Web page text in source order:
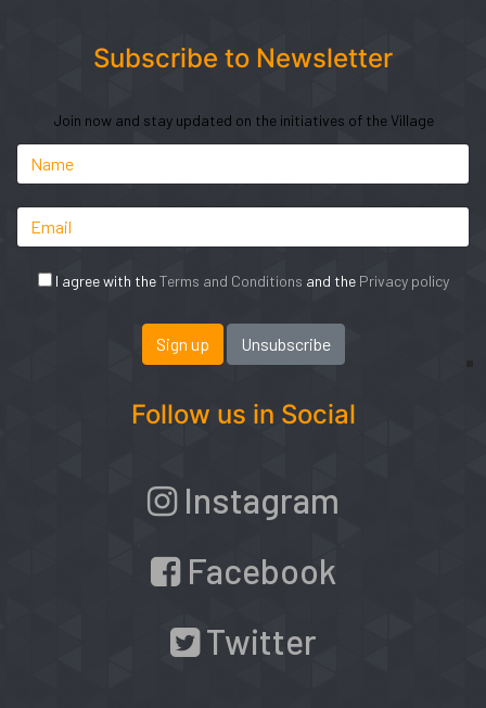
Subscribe to Newsletter
Join now and stay updated on the initiatives of the Village
I agree with theTerms and Conditions and the Privacy policy
Follow us in Social
Instagram
Facebook
Twitter